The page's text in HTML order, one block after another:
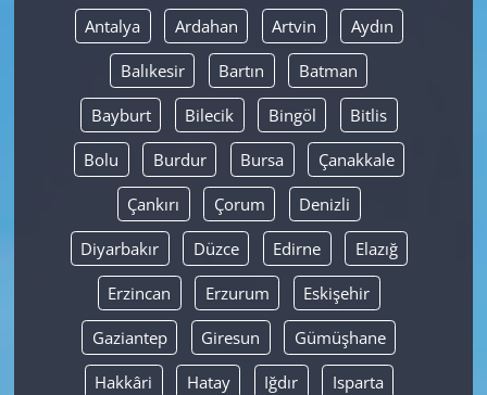
Antalya Ardahan Artvin Aydın
Balıkesir Bartın Batman
Bayburt Bilecik Bingöl Bitlis
Bolu Burdur Bursa Çanakkale
Çankırı Çorum Denizli
Diyarbakır Düzce Edirne Elazığ
Erzincan Erzurum Eskişehir
Gaziantep Giresun Gümüşhane
Hakkâri Hatay Iğdır Isparta